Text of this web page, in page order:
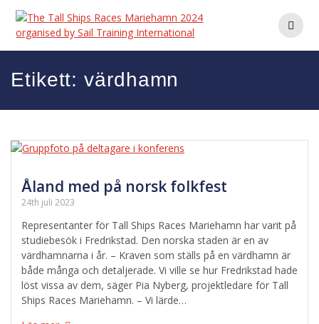
Hoppa
innehåll
Etikett:värdhamn
Åland med på norsk folkfest
24th juli 2023
Representanter för Tall Ships Races Mariehamn har varit på
studiebesök i Fredrikstad. Den norska staden är en av
värdhamnarna i år. – Kraven som ställs på en värdhamn är
både många och detaljerade. Vi ville se hur Fredrikstad hade
löst vissa av dem, säger Pia Nyberg, projektledare för Tall
Ships Races Mariehamn. – Vi lärde…